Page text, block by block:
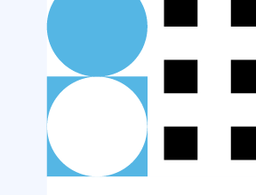
Equística
–
Humedales
–
Incendios
Delta
del
Paraná